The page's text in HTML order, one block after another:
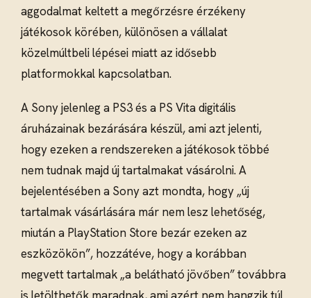
aggodalmat keltett a megőrzésre érzékeny
játékosok körében, különösen a vállalat
közelmúltbeli lépései miatt az idősebb
platformokkal kapcsolatban.
A Sony jelenleg a PS3 és a PS Vita digitális
áruházainak bezárására készül, ami azt jelenti,
hogy ezeken a rendszereken a játékosok többé
nem tudnak majd új tartalmakat vásárolni. A
bejelentésében a Sony azt mondta, hogy „új
tartalmak vásárlására már nem lesz lehetőség,
miután a PlayStation Store bezár ezeken az
eszközökön”, hozzátéve, hogy a korábban
megvett tartalmak „a belátható jövőben” továbbra